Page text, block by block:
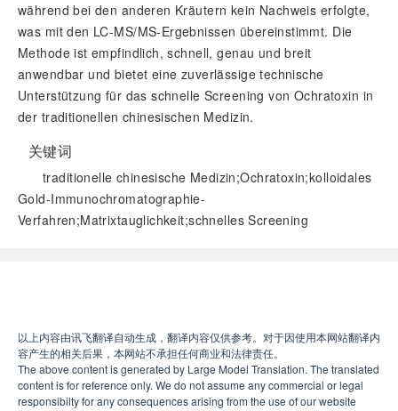
während bei den anderen Kräutern kein Nachweis erfolgte,
was mit den LC-MS/MS-Ergebnissen übereinstimmt. Die
Methode ist empfindlich, schnell, genau und breit
anwendbar und bietet eine zuverlässige technische
Unterstützung für das schnelle Screening von Ochratoxin in
der traditionellen chinesischen Medizin.
关键词
traditionelle chinesische Medizin;Ochratoxin;kolloidales
Gold-Immunochromatographie-
Verfahren;Matrixtauglichkeit;schnelles Screening
以上内容由讯飞翻译自动生成，翻译内容仅供参考。对于因使用本网站翻译内
容产生的相关后果，本网站不承担任何商业和法律责任。
The above content is generated by Large Model Translation. The translated
content is for reference only. We do not assume any commercial or legal
responsibilty for any consequences arising from the use of our website